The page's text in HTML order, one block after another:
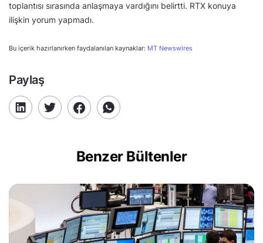
toplantısı sırasında anlaşmaya vardığını belirtti. RTX konuya
ilişkin yorum yapmadı.
Bu içerik hazırlanırken faydalanılan kaynaklar: MT Newswires
Paylaş
Benzer Bültenler